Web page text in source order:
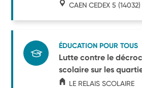
CAEN CEDEX 5 (14032)
ÉDUCATION POUR TOUS
Lutte contre le
scolaire sur les
LE RELAIS SCOLAIRE